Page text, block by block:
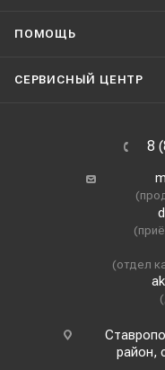
ПОМОЩЬ
СЕРВИСНЫЙ ЦЕНТР
8
(отдел
район,